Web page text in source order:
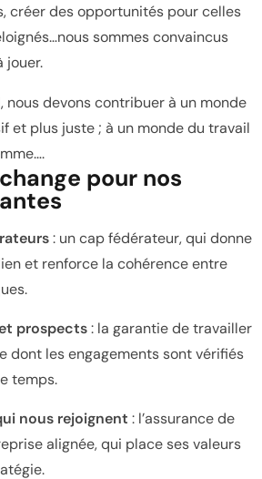
créer des opportunités pour celles
sommes convaincus
jouer.
nous devons contribuer à un monde
et plus juste ; à un monde du travail
pour nos
: un cap fédérateur, qui donne
et renforce la cohérence entre
prospects: la garantie de travailler
dont les engagements sont vérifiés
temps.
nous rejoignent : l’assurance de
alignée, qui place ses valeurs